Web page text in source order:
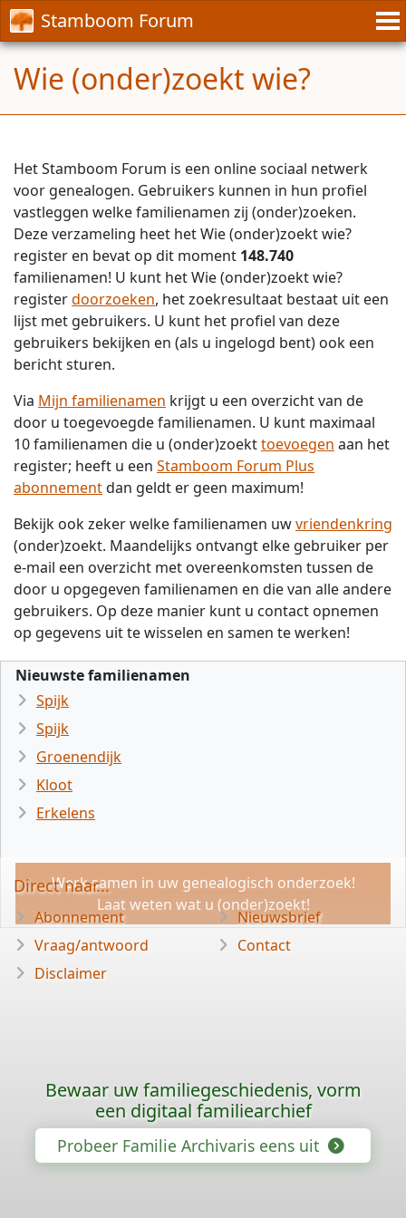
Stamboom Forum
Wie (onder)zoekt wie?
Het Stamboom Forum is een online sociaal netwerk
voor genealogen. Gebruikers kunnen in hun profiel
vastleggen welke familienamen zij (onder)zoeken.
Deze verzameling heet het Wie (onder)zoekt wie?
register en bevat op dit moment 148.740
familienamen! U kunt het Wie (onder)zoekt wie?
registerdoorzoeken, het zoekresultaat bestaat uit een
lijst met gebruikers. U kunt het profiel van deze
gebruikers bekijken en (als u ingelogd bent) ook een
bericht sturen.
Via Mijn familienamen krijgt u een overzicht van de
door u toegevoegde familienamen. U kunt maximaal
10 familienamen die u (onder)zoekttoevoegen aan het
register; heeft u een Stamboom Forum Plus
abonnementdan geldt er geen maximum!
Bekijk ook zeker welke familienamen uwvriendenkring
(onder)zoekt. Maandelijks ontvangt elke gebruiker per
e-mail een overzicht met overeenkomsten tussen de
door u opgegeven familienamen en die van alle andere
gebruikers. Op deze manier kunt u contact opnemen
op gegevens uit te wisselen en samen te werken!
Nieuwste familienamen
Spijk
Spijk
Groenendijk
Kloot
Erkelens
Werk samen in uw genealogisch onderzoek!
Laat weten wat u (onder)zoekt!
Direct naar...
Abonnement
Vraag/antwoord
Disclaimer
Nieuwsbrief
Contact
Bewaar uw familiegeschiedenis, vorm
een digitaal familiearchief
Probeer Familie Archivaris eens uit